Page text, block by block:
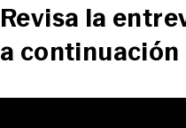
Revisa la
a continuación